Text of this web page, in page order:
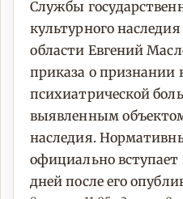
Службы
культурного
области Евгений
приказа о признании
психиатрической
выявленным
наследия.
официально вступает
дней после его